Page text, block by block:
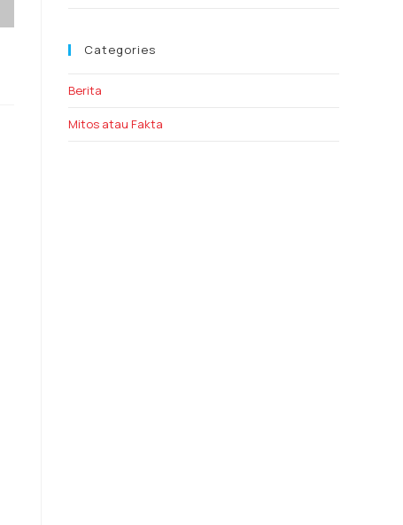
Categories
Berita
Mitos atau Fakta